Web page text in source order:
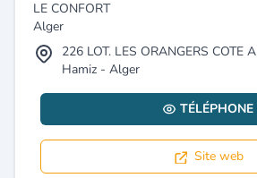
LE CONFORT
Alger
226 LOT. LES ORANGERS COTE A
Hamiz - Alger
TÉLÉPHONE
Site web